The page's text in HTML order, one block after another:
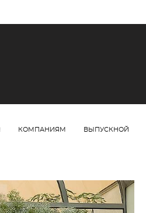
КОМПАНИЯМ ВЫПУСКНОЙ